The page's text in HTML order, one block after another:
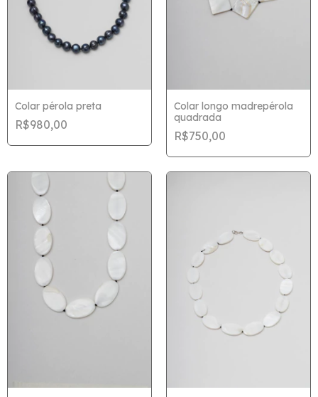
Colar pérola preta
R$980,00
Colar longo madrepérola
quadrada
R$750,00